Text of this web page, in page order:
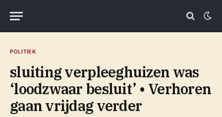
POLITIEK
sluiting verpleeghuizen was
‘loodzwaar besluit’ • Verhoren
gaan vrijdag verder